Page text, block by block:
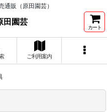
通販（原田園芸）
田園芸
カート
ご利用案内